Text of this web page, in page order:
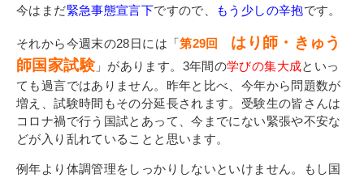
新着情報
ブログ
コラム
お問い合わせ
資料請求
インターネット出願
今はまだ緊急事態宣言下ですので、 もう少しの辛抱です。
それから今週末の28日には「第29回 はり師・きゅう
師国家試験」があります。3年間の学びの集大成といっ
ても過言ではありません。昨年と比べ、今年から問題数が
増え、試験時間もその分延長されます。受験生の皆さんは
コロナ禍で行う国試とあって、今までにない緊張や不安な
どが入り乱れていることと思います。
例年より体調管理をしっかりしないといけません。もし国